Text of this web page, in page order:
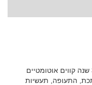
אלעד טכנולוגיות מספקת כבר למעלה מ-30 שנה קווים אוטומטיים
התעופה, תעשיות